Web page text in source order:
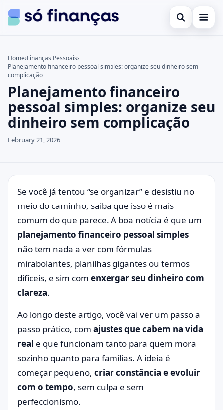
Open search
Empréstimos
Investimentos
Search the site
Search for:
Press Enter to search or ESC to close.
Home›Finanças Pessoais›
Planejamento financeiro pessoal simples: organize seu dinheiro sem
complicação
Planejamento financeiro
pessoal simples: organize seu
dinheiro sem complicação
February 21, 2026
Se você já tentou “se organizar” e desistiu no
meio do caminho, saiba que isso é mais
comum do que parece. A boa notícia é que um
planejamento financeiro pessoal simples
não tem nada a ver com fórmulas
mirabolantes, planilhas gigantes ou termos
difíceis, e sim com enxergar seu dinheiro com
clareza.
Ao longo deste artigo, você vai ver um passo a
passo prático, com ajustes que cabem na vida
real e que funcionam tanto para quem mora
sozinho quanto para famílias. A ideia é
começar pequeno, criar constância e evoluir
com o tempo, sem culpa e sem
perfeccionismo.